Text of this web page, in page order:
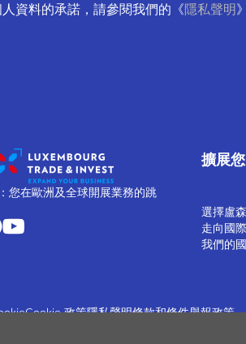
資料的承諾，請參閱我們的《隱私聲明
您在歐洲及全球開展業務的跳
擴展
選擇盧
走向國際
我們的
Cookie 政策隱私聲明條款和條件舉報政策